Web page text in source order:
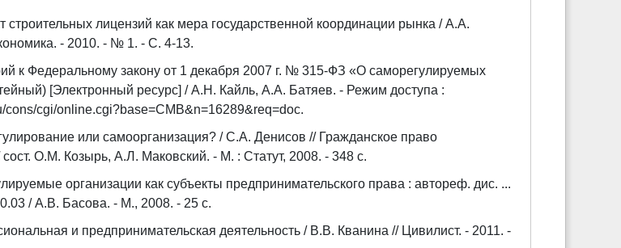
строительных лицензий как мера государственной координации рынка / А.А.
- 2010. - № 1. - C. 4-13.
к Федеральному закону от 1 декабря 2007 г. № 315-ФЗ «О саморегулируемых
[Электронный ресурс] / А.Н. Кайль, А.А. Батяев. - Режим доступа :
cons/cgi/online.cgi?base=CMB&n=16289&req=doc.
или самоорганизация? / С.А. Денисов // Гражданское право
О.М. Козырь, А.Л. Маковский. - М. : Статут, 2008. - 348 с.
организации как субъекты предпринимательского права : автореф. дис. ...
/ А.В. Басова. - М., 2008. - 25 с.
и предпринимательская деятельность / В.В. Кванина // Цивилист. - 2011. -